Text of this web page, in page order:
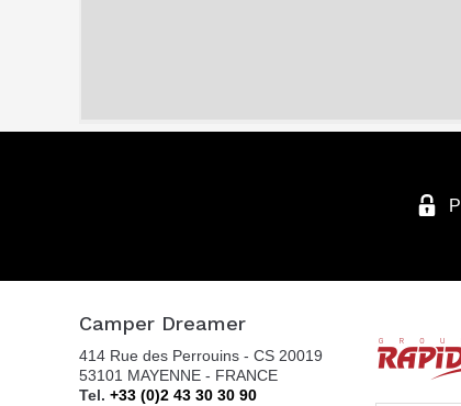
Camper Dreamer
414 Rue des Perrouins - CS 20019
53101 MAYENNE - FRANCE
Tel. +33 (0)2 43 30 30 90